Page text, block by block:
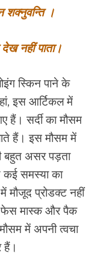
शक्नुवन्ति ।
नहीं पाता।
स्किन पाने के
इस आर्टिकल में
सर्दी का मौसम
हैं। इस मौसम में
बहुत असर पड़ता
कई समस्या का
मौजूद प्रोडक्ट नहीं
फेस मास्क और पैक
में अपनी त्वचा
हैं।